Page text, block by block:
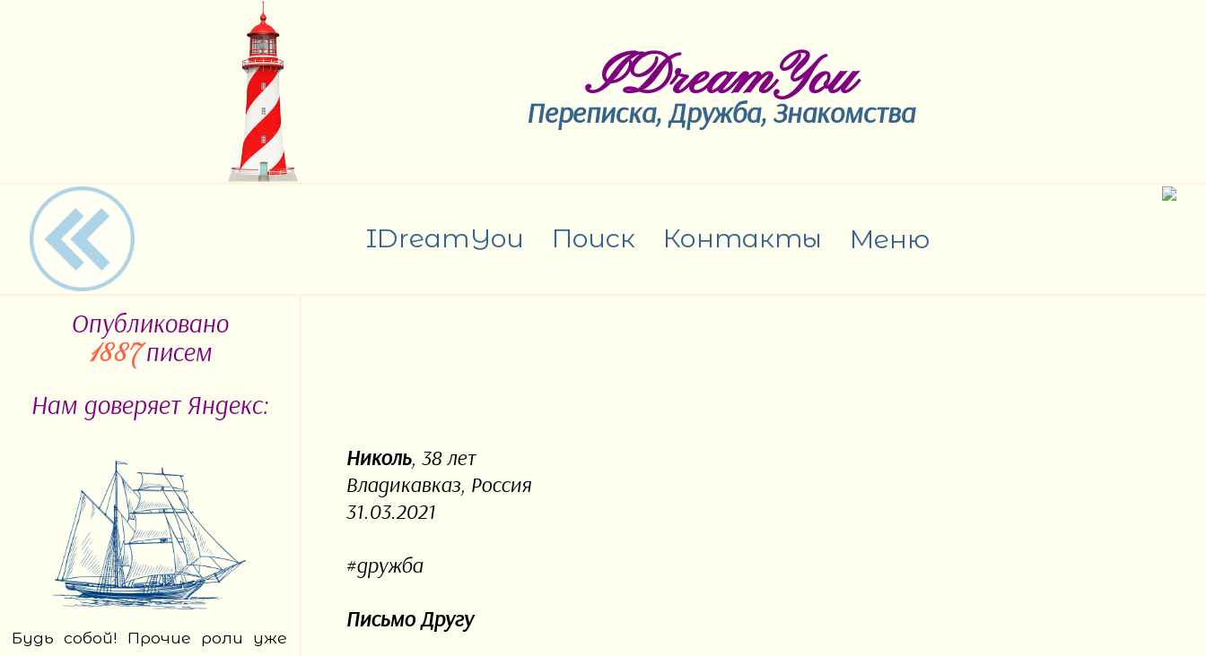
IDreamYou
Переписка, Дружба, Знакомства
IDreamYou Поиск Контакты Меню
Опубликовано
1887писем
Нам доверяет Яндекс:
Будь собой! Прочие роли уже
Николь, 38 лет
Владикавказ, Россия
31.03.2021
#дружба
Письмо Другу